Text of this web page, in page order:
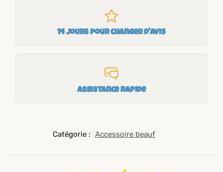
14 jours pour changer d'avis
Assistance rapide
Catégorie : Accessoire beauf